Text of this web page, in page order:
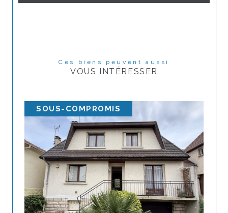
Ces biens peuvent aussi
VOUS INTÉRESSER
SOUS-COMPROMIS